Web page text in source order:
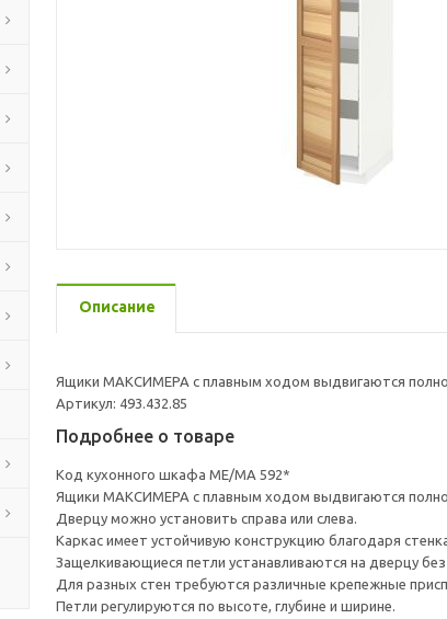
Описание
Ящики МАКСИМЕРА с плавным ходом выдвигаются
Артикул: 493.432.85
Подробнее о товаре
Код кухонного шкафа ME/MA 592*
Ящики МАКСИМЕРА с плавным ходом выдвигаются
Дверцу можно установить справа или слева.
Каркас имеет устойчивую конструкцию благодаря
Защелкивающиеся петли устанавливаются на дверцу
Для разных стен требуются различные крепежные
Петли регулируются по высоте, глубине и ширине.